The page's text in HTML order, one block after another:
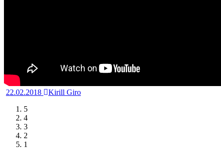
22.02.2018
Kirill Giro
5
4
3
2
1